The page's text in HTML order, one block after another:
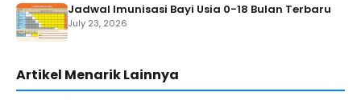
Jadwal Imunisasi Bayi Usia 0-18 Bulan Terbaru
July 23, 2026
Artikel Menarik Lainnya